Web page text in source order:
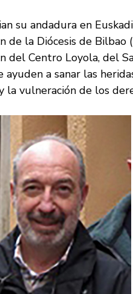
su andadura en
de la Diócesis de
del Centro Loyola, del
ayuden a sanar las
la vulneración de los